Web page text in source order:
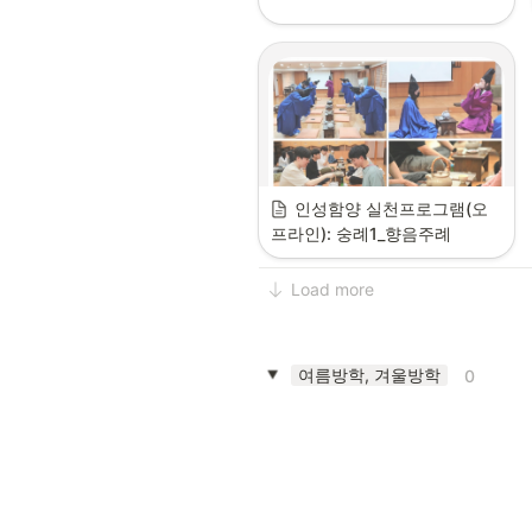
인성함양 실천프로그램(오
프라인): 숭례1_향음주례
Load more
여름방학, 겨울방학 0